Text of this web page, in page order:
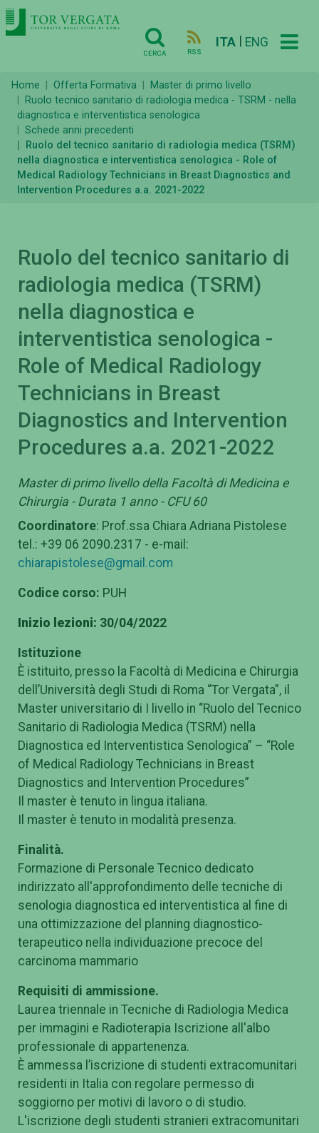
CERCA RSS
ITA ENG
Home Offerta Formativa
Master di primo livello
Ruolo tecnico sanitario di radiologia medica - TSRM - nella
diagnostica e interventistica senologica
Schede anni precedenti
Ruolo del tecnico sanitario di radiologia medica (TSRM)
nella diagnostica e interventistica senologica - Role of
Medical Radiology Technicians in Breast Diagnostics and
Intervention Procedures a.a. 2021-2022
Ruolo del tecnico sanitario di
radiologia medica (TSRM)
nella diagnostica e
interventistica senologica -
Role of Medical Radiology
Technicians in Breast
Diagnostics and Intervention
Procedures a.a. 2021-2022
Master di primo livello della Facoltà di Medicina e
Chirurgia - Durata 1 anno - CFU 60
Coordinatore: Prof.ssa Chiara Adriana Pistolese
tel.: +39 06 2090.2317 - e-mail:
chiarapistolese@gmail.com
Codice corso: PUH
Inizio lezioni: 30/04/2022
Istituzione
È istituito, presso la Facoltà di Medicina e Chirurgia
dell’Università degli Studi di Roma “Tor Vergata”, il
Master universitario di I livello in “Ruolo del Tecnico
Sanitario di Radiologia Medica (TSRM) nella
Diagnostica ed Interventistica Senologica” – “Role
of Medical Radiology Technicians in Breast
Diagnostics and Intervention Procedures”
Il master è tenuto in lingua italiana.
Il master è tenuto in modalità presenza.
Finalità.
Formazione di Personale Tecnico dedicato
indirizzato all'approfondimento delle tecniche di
senologia diagnostica ed interventistica al fine di
una ottimizzazione del planning diagnostico-
terapeutico nella individuazione precoce del
carcinoma mammario
Requisiti di ammissione.
Laurea triennale in Tecniche di Radiologia Medica
per immagini e Radioterapia Iscrizione all'albo
professionale di appartenenza.
È ammessa l’iscrizione di studenti extracomunitari
residenti in Italia con regolare permesso di
soggiorno per motivi di lavoro o di studio.
L'iscrizione degli studenti stranieri extracomunitari